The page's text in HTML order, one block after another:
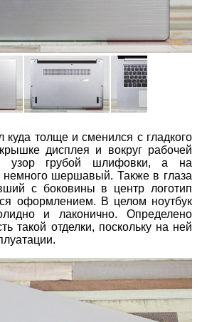
куда толще и сменился с гладкого
дисплея и вокруг рабочей
узор грубой шлифовки, а на
немного шершавый. Также в глаза
с боковины в центр логотип
оформлением. В целом ноутбук
и лаконично. Определено
такой отделки, поскольку на ней